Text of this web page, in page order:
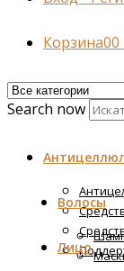
Корзина00
Search now
Волосы
Лицо